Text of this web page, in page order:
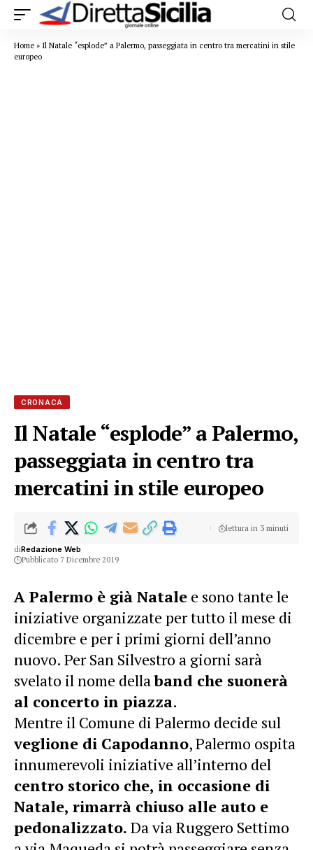
Home » Il Natale “esplode” a Palermo, passeggiata in centro tra mercatini in stile
europeo
CRONACA
Il Natale “esplode” a Palermo,
passeggiata in centro tra
mercatini in stile europeo
diRedazione Web
Pubblicato 7 Dicembre 2019
lettura in 3 minuti
A Palermo è già Natale e sono tante le
iniziative organizzate per tutto il mese di
dicembre e per i primi giorni dell’anno
nuovo. Per San Silvestro a giorni sarà
svelato il nome dellaband che suonerà
al concerto in piazza.
Mentre il Comune di Palermo decide sul
veglione di Capodanno, Palermo ospita
innumerevoli iniziative all’interno del
centro storico che, in occasione di
Natale, rimarrà chiuso alle auto e
pedonalizzato. Da via Ruggero Settimo